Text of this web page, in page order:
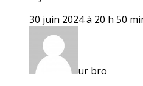
30 juin 2024 à 20 h 50
ur bro